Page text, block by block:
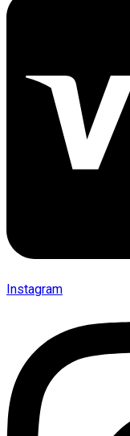
Instagram